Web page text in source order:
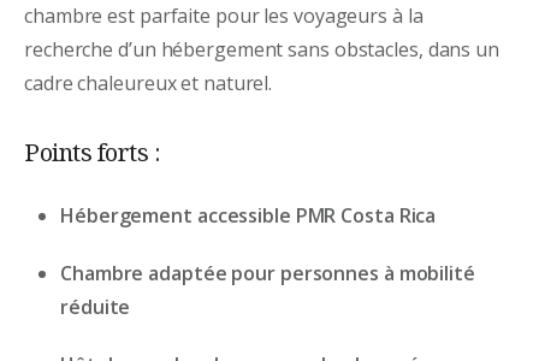
chambre est parfaite pour les voyageurs à la
recherche d’un hébergement sans obstacles, dans un
cadre chaleureux et naturel.
Points forts :
Hébergement accessible PMR Costa Rica
Chambre adaptée pour personnes à mobilité
réduite